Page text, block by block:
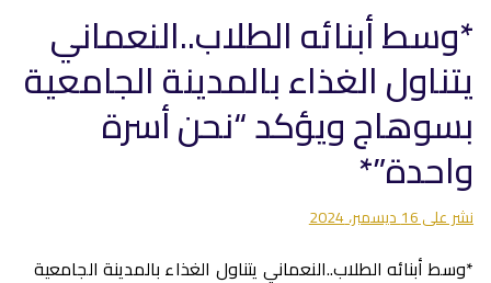
*وسط أبنائه الطلاب..النعماني
يتناول الغذاء بالمدينة الجامعية
بسوهاج ويؤكد “نحن أسرة
واحدة”*
نشر على16 ديسمبر، 2024
*وسط أبنائه الطلاب..النعماني يتناول الغذاء بالمدينة الجامعية